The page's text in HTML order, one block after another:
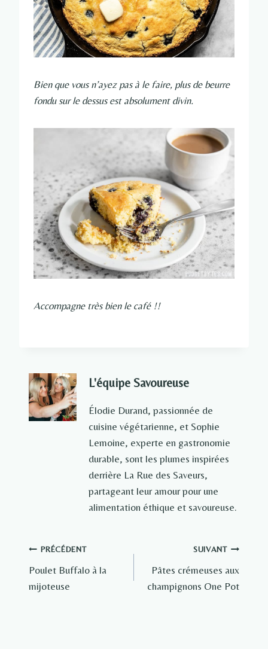
Bien que vous n’ayez pas à le faire, plus de beurre
fondu sur le dessus est absolument divin.
Accompagne très bien le café !!
L'équipe Savoureuse
Élodie Durand, passionnée de
cuisine végétarienne, et Sophie
Lemoine, experte en gastronomie
durable, sont les plumes inspirées
derrière La Rue des Saveurs,
partageant leur amour pour une
alimentation éthique et savoureuse.
Navigation
de
PRÉCÉDENT
Poulet Buffalo à la
mijoteuse
SUIVANT
Pâtes crémeuses aux
champignons One Pot